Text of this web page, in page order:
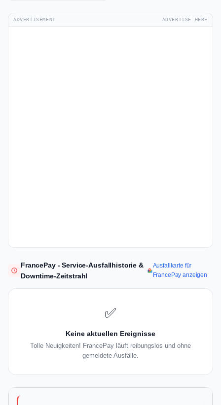
ADVERTISEMENT ADVERTISE HERE
FrancePay - Service-Ausfallhistorie &
Downtime-Zeitstrahl
Ausfallkarte für
FrancePay anzeigen
✅
Keine aktuellen Ereignisse
Tolle Neuigkeiten! FrancePay läuft reibungslos und ohne
gemeldete Ausfälle.